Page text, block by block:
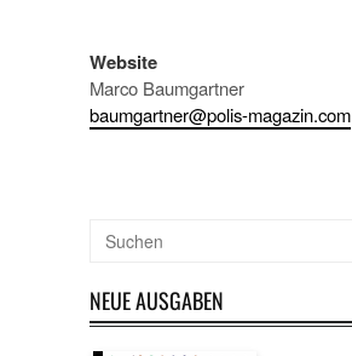
Website
Marco Baumgartner
baumgartner@polis-magazin.com
NEUE AUSGABEN